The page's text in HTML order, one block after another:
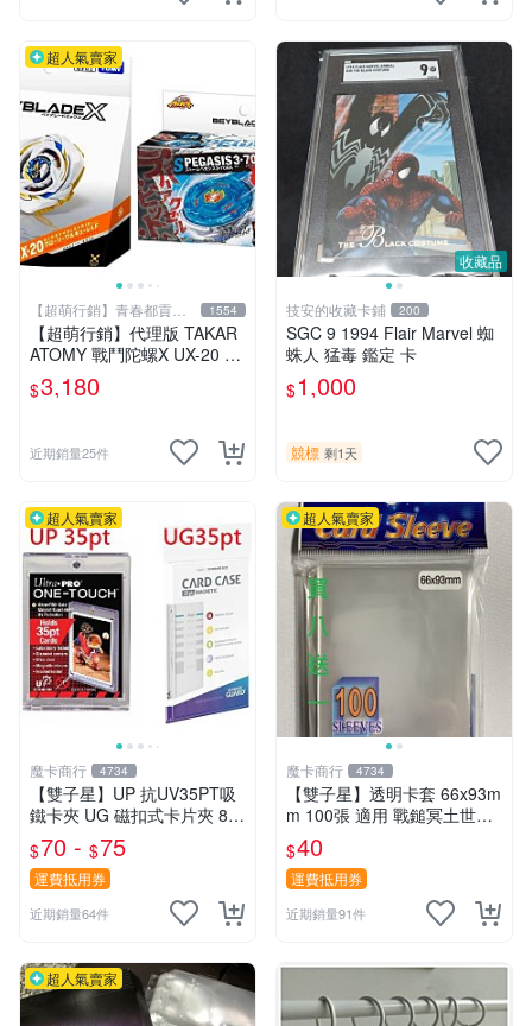
超人氣賣家
【超萌行銷】青春都貢獻
給玩具了
1554
【超萌行銷】代理版 TAKAR
ATOMY 戰鬥陀螺X UX-20 榮
耀女武神 LF & BX-00 暴風天
馬3-70RA 附發射器 兩款合售
$3,180
近期銷量25件
收藏品
技安的收藏卡鋪 200
SGC 9 1994 Flair Marvel 蜘
蛛人 猛毒 鑑定 卡
$1,000
競標 剩1天
超人氣賣家
魔卡商行 4734
【雙子星】UP 抗UV35PT吸
鐵卡夾 UG 磁扣式卡片夾 81
575-UV 適用 球員卡 卡磚 摩
天巔峰 蒼空烈流
$70 - $75
運費抵用券
近期銷量64件
超人氣賣家
魔卡商行 4734
【雙子星】透明卡套 66x93m
m 100張 適用 戰鎚冥土世界
希德塔 卡片 第1層
$40
運費抵用券
近期銷量91件
超人氣賣家